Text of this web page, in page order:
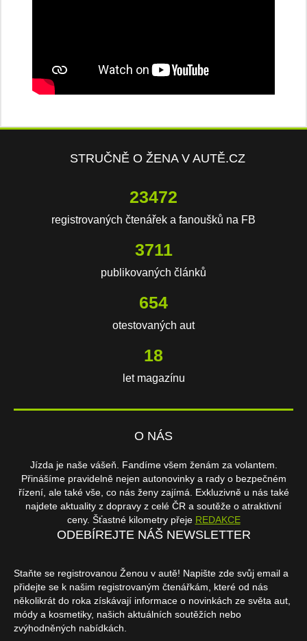
STRUČNĚ O ŽENA V AUTĚ.CZ
23472
registrovaných čtenářek a fanoušků na FB
3711
publikovaných článků
654
otestovaných aut
18
let magazínu
O NÁS
Jízda je naše vášeň. Fandíme všem ženám za volantem.
Přinášíme pravidelně nejen autonovinky a rady o bezpečném
řízení, ale také vše, co nás ženy zajímá. Exkluzivně u nás také
najdete aktuality z dopravy z celé ČR a soutěže o atraktivní
ceny. Šťastné kilometry přeje REDAKCE
ODEBÍREJTE NÁŠ NEWSLETTER
Staňte se registrovanou Ženou v autě! Napište zde svůj email a
přidejte se k našim registrovaným čtenářkám, které od nás
několikrát do roka získávají informace o novinkách ze světa aut,
módy a kosmetiky, našich aktuálních soutěžích nebo
zvýhodněných nabídkách.